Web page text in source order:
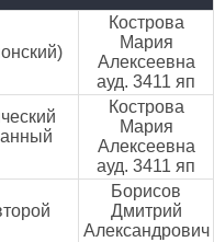
Кострова
Мария
Алексеевна
ауд. 3411 яп
Кострова
Мария
Алексеевна
ауд. 3411 яп
Борисов
Дмитрий
Александрович